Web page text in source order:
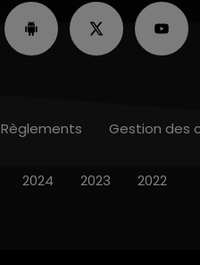
Règlements Gestion des
2024 2023 2022